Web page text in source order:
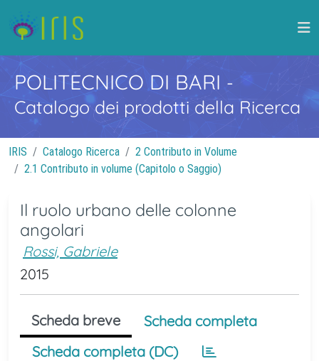
POLITECNICO DI BARI -
Catalogo dei prodotti della Ricerca
IRIS Catalogo Ricerca
2 Contributo in Volume
2.1 Contributo in volume (Capitolo o Saggio)
Il ruolo urbano delle colonne
angolari
Rossi, Gabriele
2015
Scheda breve
Scheda completa
Scheda completa (DC)